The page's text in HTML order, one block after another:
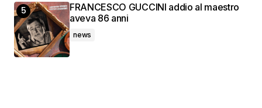
FRANCESCO GUCCINI addio al maestro
aveva 86 anni
news